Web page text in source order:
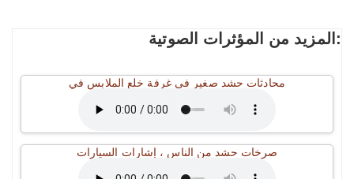
المزيد من المؤثرات الصوتية:
محادثات حشد صغير في غرفة خلع الملابس في
صرخات حشد من الناس ، إشارات السيارات